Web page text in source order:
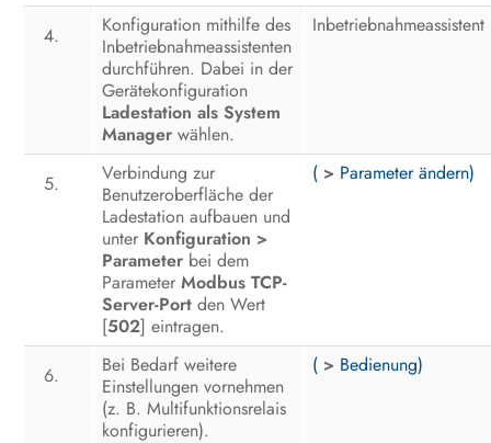
Konfiguration mithilfe des
Inbetriebnahmeassistenten
durchführen. Dabei in der
Gerätekonfiguration
Ladestation als System
Manager wählen.
Inbetriebnahmeassistent
Verbindung zur
Benutzeroberfläche der
Ladestation aufbauen und
unter Konfiguration >
Parameter bei dem
ParameterModbus TCP-
Server-Port den Wert
[502] eintragen.
( > Parameter ändern)
Bei Bedarf weitere
Einstellungen vornehmen
(z. B. Multifunktionsrelais
konfigurieren).
( > Bedienung)